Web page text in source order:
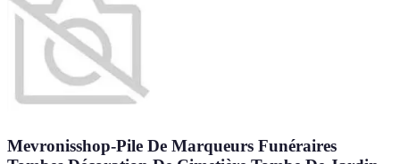
Mevronisshop-Pile De Marqueurs Funéraires